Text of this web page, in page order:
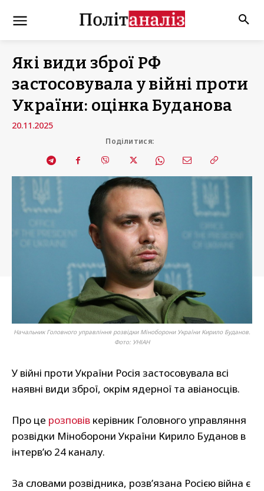
Які види зброї РФ
застосовувала у війні проти
України: оцінка Буданова
20.11.2025
Поділитися:
Начальник Головного управління розвідки Міноборони України Кирило Буданов.
Фото: УНІАН
У війні проти України Росія застосовувала всі
наявні види зброї, окрім ядерної та авіаносців.
Про це розповів керівник Головного управляння
розвідки Міноборони України Кирило Буданов в
інтерв’ю 24 каналу.
За словами розвідника, розв’язана Росією війна є